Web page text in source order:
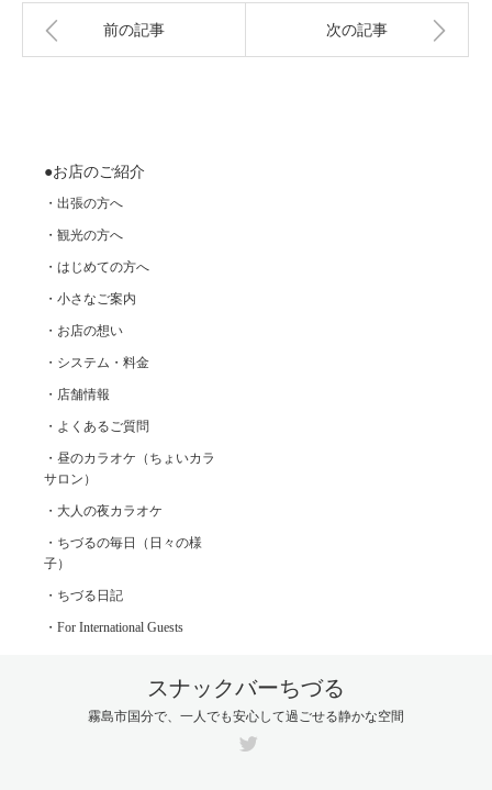
前の記事 次の記事
●お店のご紹介
・出張の方へ
・観光の方へ
・はじめての方へ
・小さなご案内
・お店の想い
・システム・料金
・店舗情報
・よくあるご質問
・昼のカラオケ（ちょいカラ
サロン）
・大人の夜カラオケ
・ちづるの毎日（日々の様
子）
・ちづる日記
・For International Guests
スナックバーちづる
霧島市国分で、一人でも安心して過ごせる静かな空間